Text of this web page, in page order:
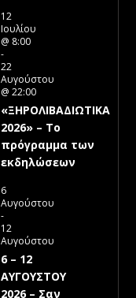
12
Ιουλίου
@ 8:00
-
22
Αυγούστου
@ 22:00
«ΞΗΡΟΛΙΒΑΔΙΩΤΙΚΑ
2026» – To
πρόγραμμα των
εκδηλώσεων
6
Αυγούστου
-
12
Αυγούστου
6 – 12
ΑΥΓΟΥΣΤΟΥ
2026 – Σαν